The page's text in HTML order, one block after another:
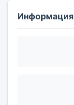
Информация